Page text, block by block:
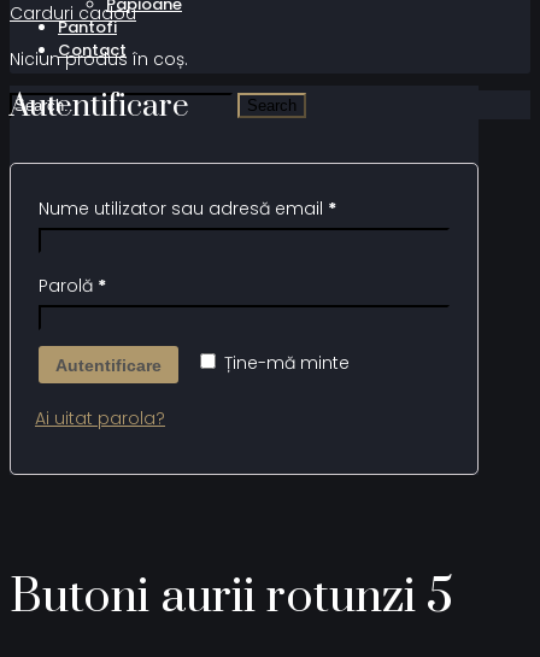
Carduri cadou
Niciun produs în coș.
Pantofi
Contact
Autentificare
Nume utilizator sau adresă email *
Parolă *
Ține-mă minte
Autentificare
Ai uitat parola?
Butoni aurii rotunzi 5